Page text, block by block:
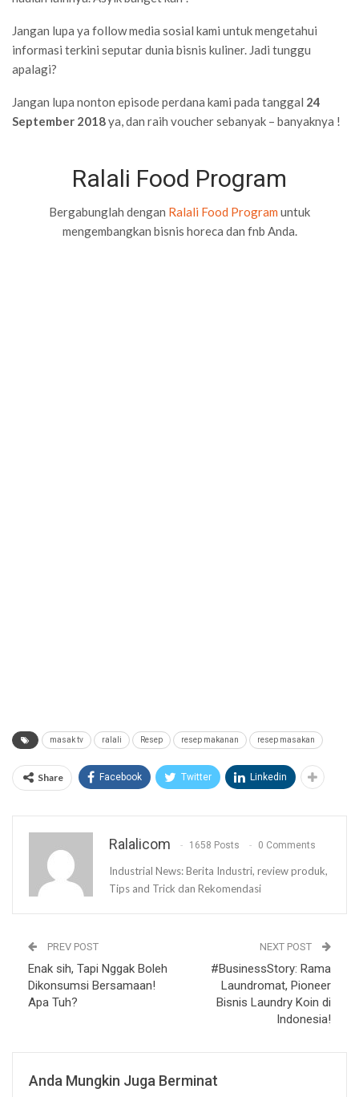
Jangan lupa ya follow media sosial kami untuk mengetahui
informasi terkini seputar dunia bisnis kuliner. Jadi tunggu
apalagi?
Jangan lupa nonton episode perdana kami pada tanggal 24
September 2018ya, dan raih voucher sebanyak – banyaknya !
Ralali Food Program
Bergabunglah dengan Ralali Food Program untuk
mengembangkan bisnis horeca dan fnb Anda.
masak tv ralali Resep resep makanan resep masakan
Share Facebook Twitter Linkedin
Ralalicom 1658 Posts 0 Comments
Industrial News: Berita Industri, review produk,
Tips and Trick dan Rekomendasi
PREV POST
Enak sih, Tapi Nggak Boleh
Dikonsumsi Bersamaan!
Apa Tuh?
NEXT POST
#BusinessStory: Rama
Laundromat, Pioneer
Bisnis Laundry Koin di
Indonesia!
Anda Mungkin Juga Berminat